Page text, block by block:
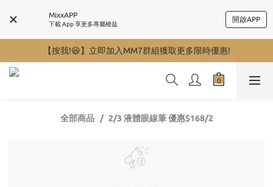
MixxAPP
下載 App 享更多專屬權益
開啟APP
【按我!😆】立即加入MM7群組獲取更多限時優惠!
全部商品 2/3 液體眼線筆 優惠$168/2